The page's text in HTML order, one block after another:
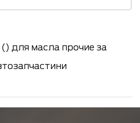
для масла прочие за